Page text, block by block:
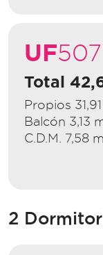
UF507
Total
Propios
Balcón 3,13
C.D.M. 7,58 m
2